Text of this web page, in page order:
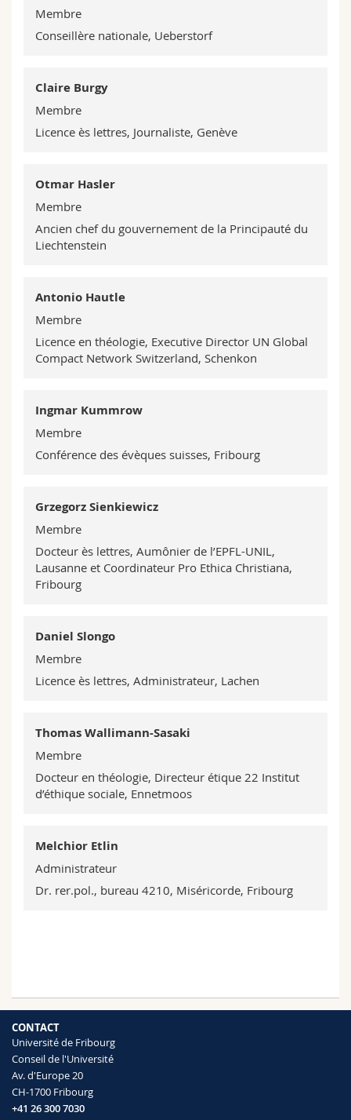
Membre
Conseillère nationale, Ueberstorf
Claire Burgy
Membre
Licence ès lettres, Journaliste, Genève
Otmar Hasler
Membre
Ancien chef du gouvernement de la Principauté du
Liechtenstein
Antonio Hautle
Membre
Licence en théologie, Executive Director UN Global
Compact Network Switzerland, Schenkon
Ingmar Kummrow
Membre
Conférence des évèques suisses, Fribourg
Grzegorz Sienkiewicz
Membre
Docteur ès lettres, Aumônier de l’EPFL-UNIL,
Lausanne et Coordinateur Pro Ethica Christiana,
Fribourg
Daniel Slongo
Membre
Licence ès lettres, Administrateur, Lachen
Thomas Wallimann-Sasaki
Membre
Docteur en théologie, Directeur étique 22 Institut
d’éthique sociale, Ennetmoos
Melchior Etlin
Administrateur
Dr. rer.pol., bureau 4210, Miséricorde, Fribourg
CONTACT
Université de Fribourg
Conseil de l'Université
Av. d'Europe 20
CH-1700 Fribourg
+41 26 300 7030